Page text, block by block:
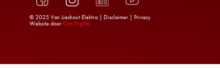
© 2025 Van Lieshout Elektra | Disclaimer
Privacy
Website door Coo Digital